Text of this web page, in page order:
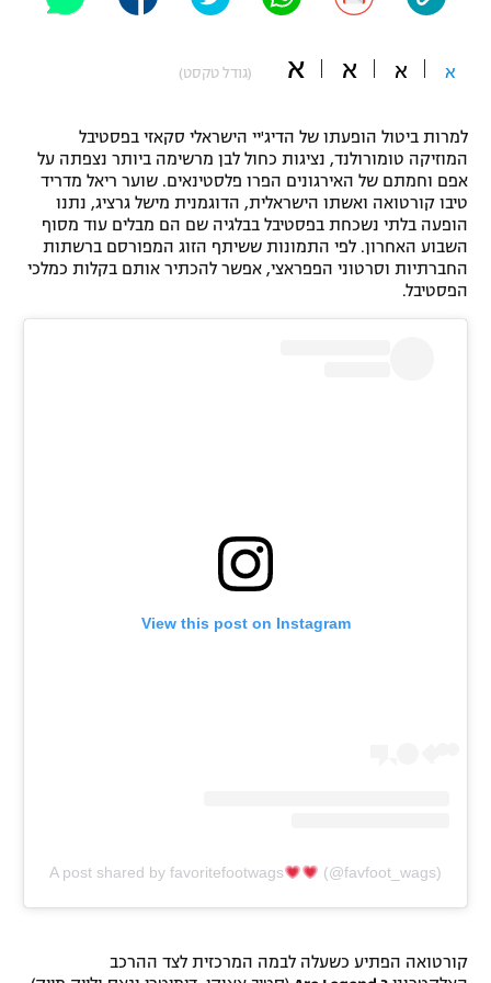
תקנון משתתפים וזוכים בפרסים
תקנון עבור פעילות אלקטרה
תקנון עבור פעילות ספורט 1 – "מרלן"
טניס
גיימינג E-Sports
תנאי שימוש
הצטרפות לחבילת הערוצים
לוח דרושים – ג'ובנט
כדורמים
פוטבול אמריקאי NFL
בייסבול MLB
א א א א (גודל טקסט)
למרות ביטול הופעתו של הדיג'יי הישראלי סקאזי בפסטיבל
המוזיקה טומורולנד, נציגות כחול לבן מרשימה ביותר נצפתה על
אפם וחמתם של האירגונים הפרו פלסטינאים. שוער ריאל מדריד
טיבו קורטואה ואשתו הישראלית, הדוגמנית מישל גרציג, נתנו
הופעה בלתי נשכחת בפסטיבל בבלגיה שם הם מבלים עוד מסוף
השבוע האחרון. לפי התמונות ששיתף הזוג המפורסם ברשתות
החברתיות וסרטוני הפפראצי, אפשר להכתיר אותם בקלות כמלכי
הפסטיבל.
View this post on Instagram
A post shared by favoritefootwags (@favfoot_wags)
קורטואה הפתיע כשעלה לבמה המרכזית לצד ההרכב